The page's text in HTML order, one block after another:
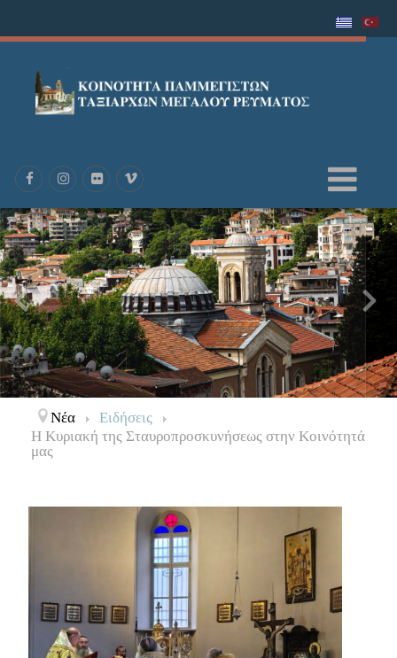
Νέα
Ειδήσεις
Η Κυριακή της Σταυροπροσκυνήσεως στην Κοινότητά
μας